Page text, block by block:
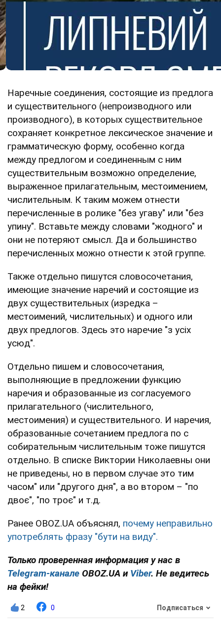
Наречные соединения, состоящие из предлога
и существительного (непроизводного или
производного), в которых существительное
сохраняет конкретное лексическое значение и
грамматическую форму, особенно когда
между предлогом и соединенным с ним
существительным возможно определение,
выраженное прилагательным, местоимением,
числительным. К таким можем отнести
перечисленные в ролике "без угаву" или "без
упину". Вставьте между словами "жодного" и
они не потеряют смысл. Да и большинство
перечисленных можно отнести к этой группе.
Также отдельно пишутся словосочетания,
имеющие значение наречий и состоящие из
двух существительных (изредка –
местоимений, числительных) и одного или
двух предлогов. Здесь это наречие "з усіх
усюд".
Отдельно пишем и словосочетания,
выполняющие в предложении функцию
наречия и образованные из согласуемого
прилагательного (числительного,
местоимения) и существительного. И наречия,
образованные сочетанием предлога по с
собирательным числительным тоже пишутся
отдельно. В списке Виктории Николаевны они
не приведены, но в первом случае это тим
часом" или "другого дня", а во втором – "по
двоє", "по троє" и т.д.
Ранее OBOZ.UA объяснял, почему неправильно
употреблять фразу "бути на виду".
Только проверенная информация у нас в
Telegram-канале OBOZ.UA и Viber. Не ведитесь
на фейки!
2 0 Подписаться